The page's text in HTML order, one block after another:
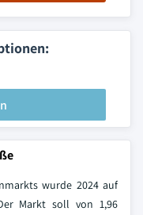
wurde 2024 auf
Markt soll von 1,96